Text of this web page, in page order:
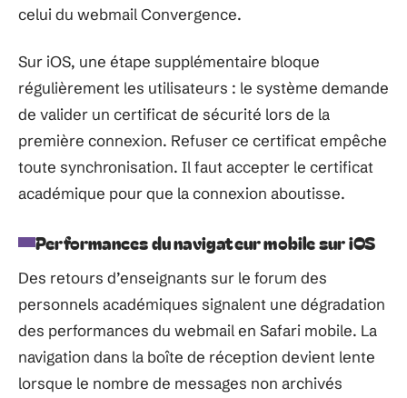
celui du webmail Convergence.
Sur iOS, une étape supplémentaire bloque
régulièrement les utilisateurs : le système demande
de valider un certificat de sécurité lors de la
première connexion. Refuser ce certificat empêche
toute synchronisation. Il faut accepter le certificat
académique pour que la connexion aboutisse.
Performances du navigateur mobile sur iOS
Des retours d’enseignants sur le forum des
personnels académiques signalent une dégradation
des performances du webmail en Safari mobile. La
navigation dans la boîte de réception devient lente
lorsque le nombre de messages non archivés